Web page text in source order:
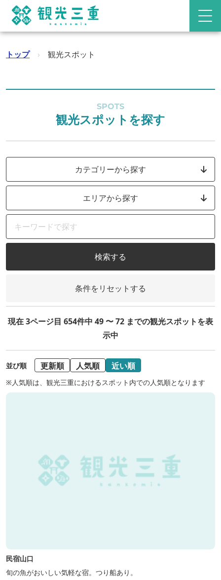
トップ › 観光スポット
SPOTS
観光スポットを探す
カテゴリーから探す
エリアから探す
検索する
条件をリセットする
現在 3ページ目 654件中 49 〜 72 までの観光スポットを表
示中
並び順 更新順 人気順 近い順
※人気順は、観光三重におけるスポット内での人気順となります
民宿山口
旬の魚がおいしい気軽な宿。つり船あり。